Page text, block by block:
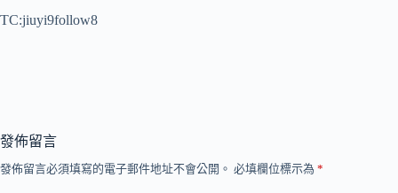
TC:jiuyi9follow8
發佈留言
發佈留言必須填寫的電子郵件地址不會公開。 必填欄位標示為 *